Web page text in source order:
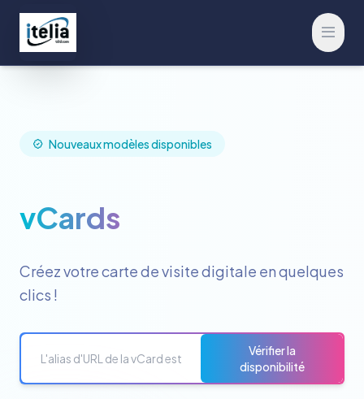
Nouveaux modèles disponibles
vCards
Créez votre carte de visite digitale en quelques
clics !
Vérifier la
disponibilité